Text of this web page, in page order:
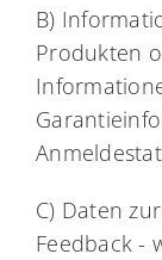
B)
Produkten
C) Daten
Feedback -